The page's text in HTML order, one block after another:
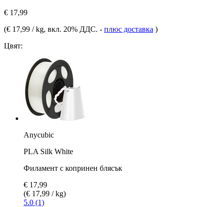
€ 17,99
(€ 17,99 / kg, вкл. 20% ДДС. - плюс доставка )
Цвят:
Anycubic
PLA Silk White
Филамент с копринен блясък
€ 17,99
(€ 17,99 / kg)
5.0 (1)